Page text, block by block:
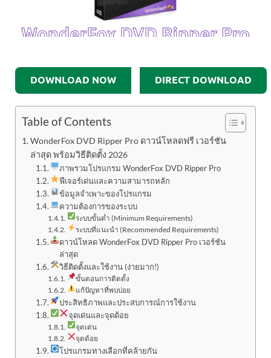
DOWNLOAD NOW DIRECT DOWNLOAD
Table of Contents
WonderFox DVD Ripper Pro ดาวน์โหลดฟรี เวอร์ชัน
ล่าสุด พร้อมวิธีติดตั้ง 2026
ภาพรวมโปรแกรม WonderFox DVD Ripper Pro
ฟีเจอร์เด่นและความสามารถหลัก
ข้อมูลจำเพาะของโปรแกรม
ความต้องการของระบบ
ระบบขั้นต่ำ (Minimum Requirements)
ระบบที่แนะนำ (Recommended Requirements)
ดาวน์โหลด WonderFox DVD Ripper Pro เวอร์ชัน
ล่าสุด
วิธีติดตั้งและใช้งาน (ง่ายมาก!)
ขั้นตอนการติดตั้ง
แก้ปัญหาที่พบบ่อย
ประสิทธิภาพและประสบการณ์การใช้งาน
จุดเด่นและจุดด้อย
จุดเด่น
จุดด้อย
โปรแกรมทางเลือกที่คล้ายกัน